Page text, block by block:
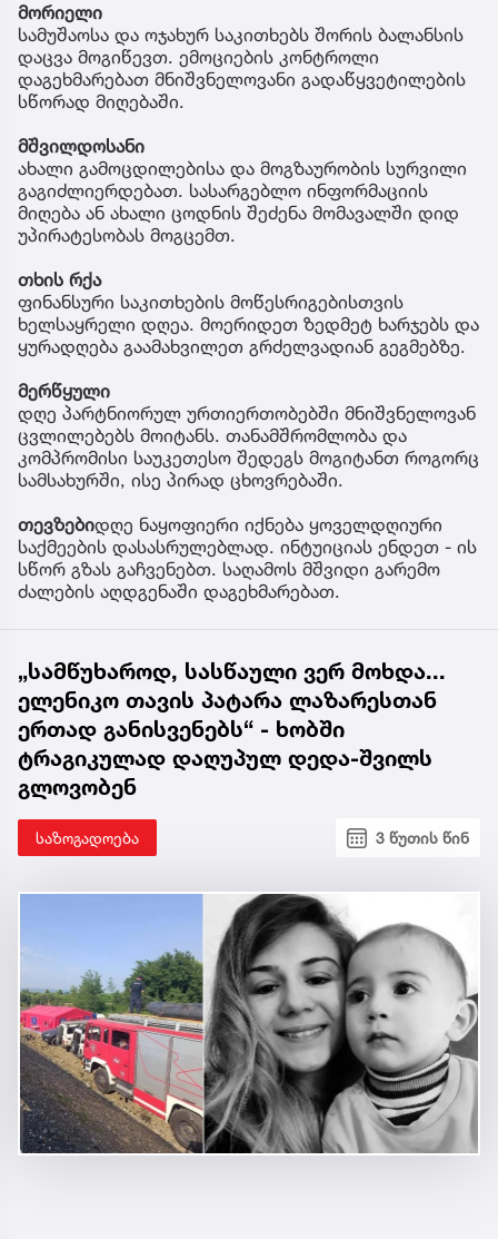
მორიელი
სამუშაოსა და ოჯახურ საკითხებს შორის ბალანსის
დაცვა მოგიწევთ. ემოციების კონტროლი
დაგეხმარებათ მნიშვნელოვანი გადაწყვეტილების
სწორად მიღებაში.
მშვილდოსანი
ახალი გამოცდილებისა და მოგზაურობის სურვილი
გაგიძლიერდებათ. სასარგებლო ინფორმაციის
მიღება ან ახალი ცოდნის შეძენა მომავალში დიდ
უპირატესობას მოგცემთ.
თხის რქა
ფინანსური საკითხების მოწესრიგებისთვის
ხელსაყრელი დღეა. მოერიდეთ ზედმეტ ხარჯებს და
ყურადღება გაამახვილეთ გრძელვადიან გეგმებზე.
მერწყული
დღე პარტნიორულ ურთიერთობებში მნიშვნელოვან
ცვლილებებს მოიტანს. თანამშრომლობა და
კომპრომისი საუკეთესო შედეგს მოგიტანთ როგორც
სამსახურში, ისე პირად ცხოვრებაში.
თევზებიდღე ნაყოფიერი იქნება ყოველდღიური
საქმეების დასასრულებლად. ინტუიციას ენდეთ - ის
სწორ გზას გაჩვენებთ. საღამოს მშვიდი გარემო
ძალების აღდგენაში დაგეხმარებათ.
„სამწუხაროდ, სასწაული ვერ მოხდა...
ელენიკო თავის პატარა ლაზარესთან
ერთად განისვენებს“ - ხობში
ტრაგიკულად დაღუპულ დედა-შვილს
გლოვობენ
საზოგადოება 3 წუთის წინ